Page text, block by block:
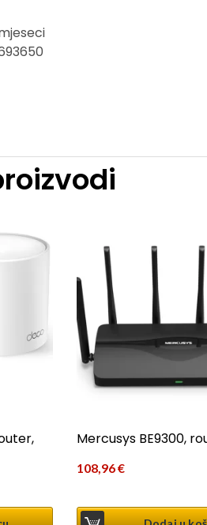
Mercusys BE9300,
108,96€